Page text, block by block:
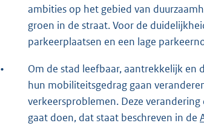
ambities op het gebied van
groen in de straat. Voor de
parkeerplaatsen en een lage
•
Om de stad leefbaar, aantrekkelijk en
hun mobiliteitsgedrag gaan
verkeersproblemen. Deze
gaat doen, dat staat beschreven in de